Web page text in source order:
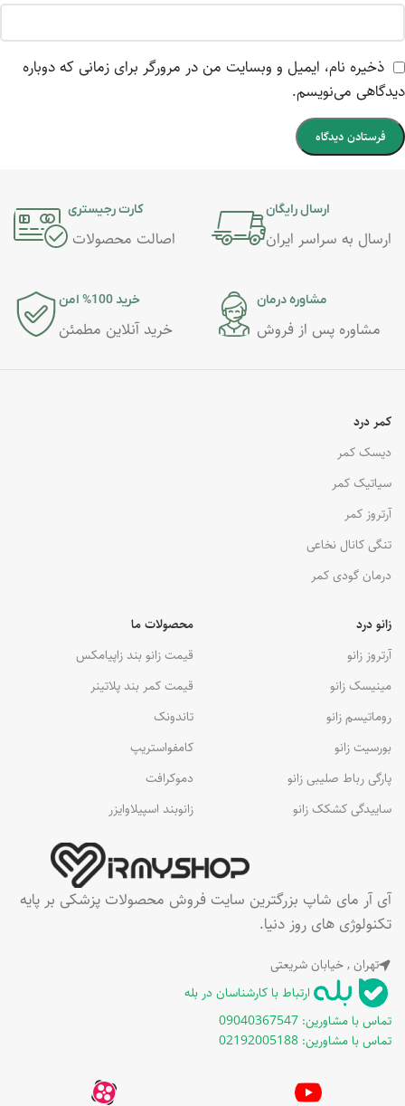
ذخیره نام، ایمیل و وبسایت من در مرورگر برای زمانی که دوباره
دیدگاهی می‌نویسم.
ارسال رایگان
ارسال به سراسر ایران
کارت رجیستری
اصالت محصولات
مشاوره درمان
مشاوره پس از فروش
خرید 100% امن
خرید آنلاین مطمئن
آی آر مای شاپ بزرگترین سایت فروش محصولات پزشکی بر پایه
تکنولوژی های روز دنیا.
تهران , خیابان شریعتی
ارتباط با کارشناسان در بله
تماس با مشاورین: 09040367547
تماس با مشاورین: 02192005188
محصولات ما
قیمت زانو بند زاپیامکس
قیمت کمر بند پلاتینر
تاندونک
کامفواستریپ
دموکرافت
زانوبند اسپیلاوایزر
زانو درد
آرتروز زانو
مینیسک زانو
روماتیسم زانو
بورسیت زانو
پارگی رباط صلیبی زانو
ساییدگی کشکک زانو
کمر درد
دیسک کمر
سیاتیک کمر
آرتروز کمر
تنگی کانال نخاعی
درمان گودی کمر